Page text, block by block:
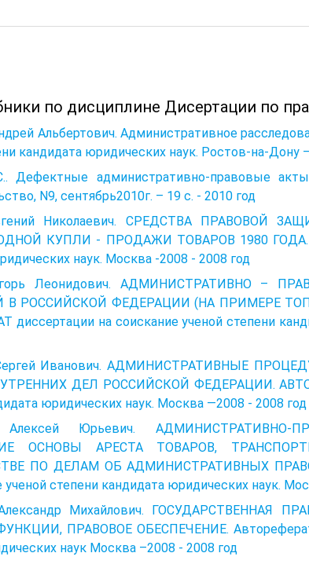
по дисциплине Дисертации по
Альбертович. Административное
кандидата юридических наук. Ростов-на-Дону
Дефектные административно-правовые
N9, сентябрь2010г. – 19 c. - 2010 год
Николаевич. СРЕДСТВА ПРАВОВОЙ
КУПЛИ - ПРОДАЖИ ТОВАРОВ 1980 ГОДА.
наук. Москва -2008 - 2008 год
Леонидович. АДМИНИСТРАТИВНО –
РОССИЙСКОЙ ФЕДЕРАЦИИ (НА ПРИМЕРЕ
диссертации на соискание ученой степени
Иванович. АДМИНИСТРАТИВНЫЕ
ДЕЛ РОССИЙСКОЙ ФЕДЕРАЦИИ.
юридических наук. Москва —2008 - 2008 год
Юрьевич. АДМИНИСТРАТИВНО-
ОСНОВЫ АРЕСТА ТОВАРОВ,
ПО ДЕЛАМ ОБ АДМИНИСТРАТИВНЫХ
ученой степени кандидата юридических наук.
Михайлович. ГОСУДАРСТВЕННАЯ
ПРАВОВОЕ ОБЕСПЕЧЕНИЕ. Автореферат
наук Москва –2008 - 2008 год